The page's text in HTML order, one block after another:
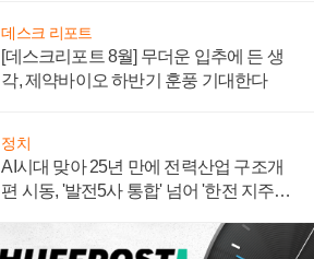
데스크 리포트
[데스크리포트 8월] 무더운 입추에 든 생
각, 제약바이오 하반기 훈풍 기대한다
정치
AI시대 맞아 25년 만에 전력산업 구조개
편 시동, '발전5사 통합' 넘어 '한전 지주사'